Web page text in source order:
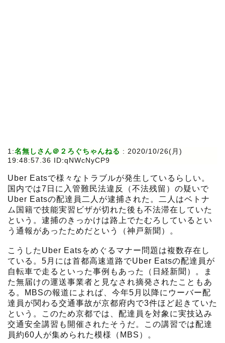
1:名無しさん＠２ろぐちゃんねる : 2020/10/26(月)
19:48:57.36 ID:qNWcNyCP9
Uber Eatsで様々なトラブルが発生しているらしい。
国内では7日に入管難民法違反（不法残留）の疑いで
Uber Eatsの配達員二人が逮捕された。二人はベトナ
ム国籍で技能実習ビザが切れた後も不法滞在していた
という。逮捕のきっかけは路上でたむろしているとい
う通報があったためだという（神戸新聞）。
こうしたUber Eatsをめぐるマナー問題は複数存在し
ている。5月には首都高速道路でUber Eatsの配達員が
自転車で走るといった事例もあった（日経新聞）。ま
た無届けの運送事業者と見なされ摘発されたこともあ
る。MBSの報道によれば、今年5月以降にウーバー配
達員が関わる交通事故が京都府内で3件ほど起きていた
という。このため京都では、配達員を対象に実技込み
交通安全講習も開催されたそうだ。この講習では配達
員約60人が集められた模様（MBS）。